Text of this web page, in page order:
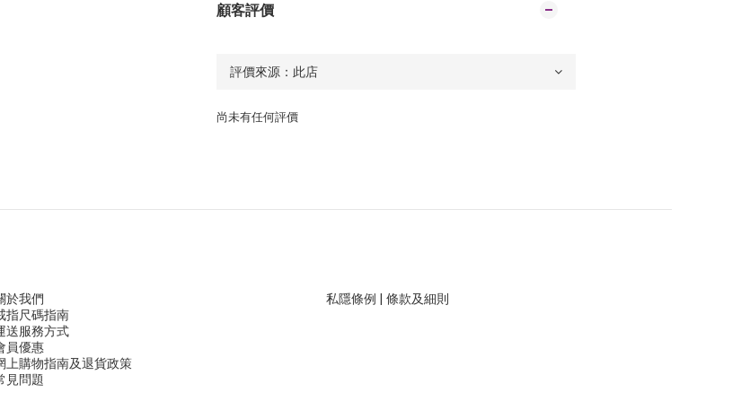
顧客評價
尚未有任何評價
於我們
指尺碼指南
送服務方式
員優惠
上購物指南及退貨政策
見問題
私隱條例 | 條款及細則